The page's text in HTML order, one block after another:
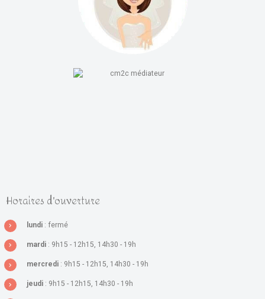
Horaires d'ouverture
lundi : fermé
mardi : 9h15 - 12h15, 14h30 - 19h
mercredi : 9h15 - 12h15, 14h30 - 19h
jeudi : 9h15 - 12h15, 14h30 - 19h